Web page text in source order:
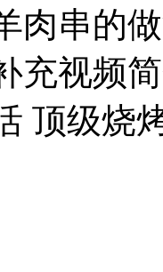
肉串的
充视频
顶级烧